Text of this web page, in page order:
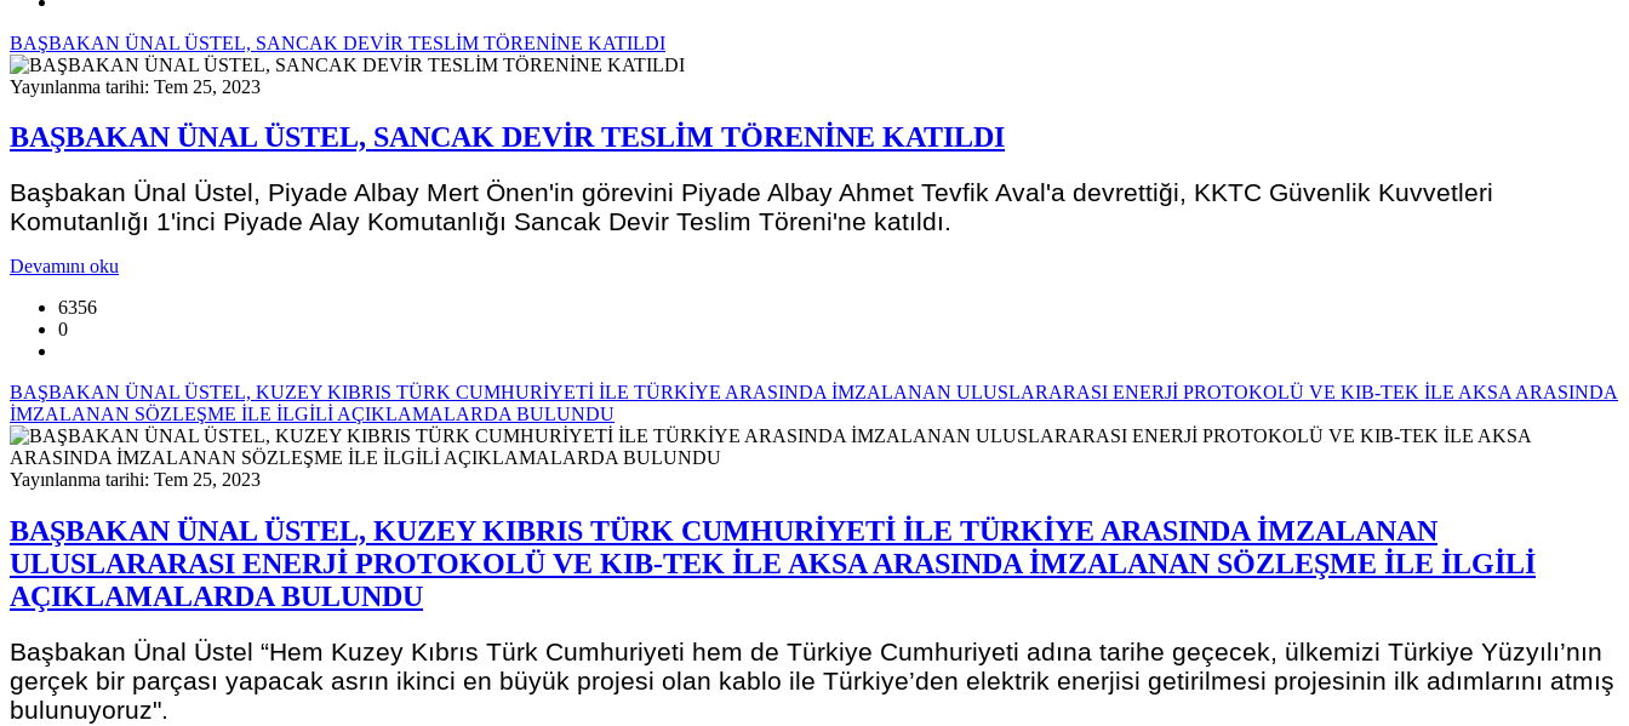
BAŞBAKAN ÜNAL ÜSTEL, SANCAK DEVİR TESLİM TÖRENİNE KATILDI
Yayınlanma tarihi: Tem 25, 2023
BAŞBAKAN ÜNAL ÜSTEL, SANCAK DEVİR TESLİM TÖRENİNE KATILDI
Başbakan Ünal Üstel, Piyade Albay Mert Önen'in görevini Piyade Albay Ahmet Tevfik Aval'a devrettiği, KKTC Güvenlik Kuvvetleri
Komutanlığı 1'inci Piyade Alay Komutanlığı Sancak Devir Teslim Töreni'ne katıldı.
Devamını oku
6356
0
BAŞBAKAN ÜNAL ÜSTEL, KUZEY KIBRIS TÜRK CUMHURİYETİ İLE TÜRKİYE ARASINDA İMZALANAN ULUSLARARASI ENERJİ PROTOKOLÜ VE KIB-TEK İLE AKSA ARASINDA
İMZALANAN SÖZLEŞME İLE İLGİLİ AÇIKLAMALARDA BULUNDU
Yayınlanma tarihi: Tem 25, 2023
BAŞBAKAN ÜNAL ÜSTEL, KUZEY KIBRIS TÜRK CUMHURİYETİ İLE TÜRKİYE ARASINDA İMZALANAN
ULUSLARARASI ENERJİ PROTOKOLÜ VE KIB-TEK İLE AKSA ARASINDA İMZALANAN SÖZLEŞME İLE İLGİLİ
AÇIKLAMALARDA BULUNDU
Başbakan Ünal Üstel “Hem Kuzey Kıbrıs Türk Cumhuriyeti hem de Türkiye Cumhuriyeti adına tarihe geçecek, ülkemizi Türkiye Yüzyılı’nın
gerçek bir parçası yapacak asrın ikinci en büyük projesi olan kablo ile Türkiye’den elektrik enerjisi getirilmesi projesinin ilk adımlarını atmış
bulunuyoruz".